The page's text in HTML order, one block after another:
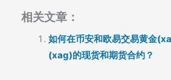
相关文章：
如何在币安和欧易交易黄金
(xag)的现货和期货合约？